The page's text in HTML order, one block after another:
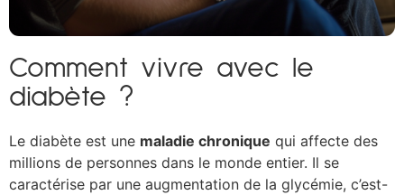
Comment vivre avec le
diabète ?
Le diabète est une maladie chronique qui affecte des
millions de personnes dans le monde entier. Il se
caractérise par une augmentation de la glycémie, c’est-